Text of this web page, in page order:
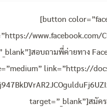
[button
www.facebook.com/
สอบถามพี่ค่ายทาง
link=”https://
target=”_blank”]สมัค